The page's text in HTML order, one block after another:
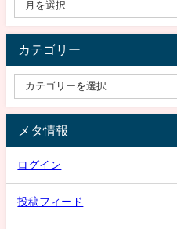
カテゴリー
メタ情報
ログイン
投稿フィード